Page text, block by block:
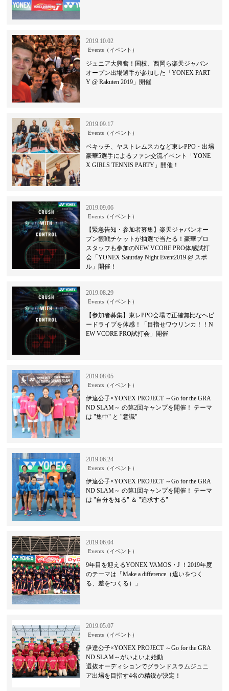
2019.10.02
Events（イベント）
ジュニア大興奮！国枝、西岡ら楽天ジャパン
オープン出場選手が参加した「YONEX PART
Y @ Rakuten 2019」開催
2019.09.17
Events（イベント）
ベキッチ、ヤストレムスカなど東レPPO・出場
豪華5選手によるファン交流イベント「YONE
X GIRLS TENNIS PARTY」開催！
2019.09.06
Events（イベント）
【緊急告知・参加者募集】楽天ジャパンオー
プン観戦チケットが抽選で当たる！豪華プロ
スタッフも参加のNEW VCORE PRO体感試打
会「YONEX Saturday Night Event2019 @ スポ
ル」開催！
2019.08.29
Events（イベント）
【参加者募集】東レPPO会場で正確無比なヘビ
ードライブを体感！「目指せワウリンカ！！N
EW VCORE PRO試打会」開催
2019.08.05
Events（イベント）
伊達公子×YONEX PROJECT ～Go for the GRA
ND SLAM～ の第2回キャンプを開催！ テーマ
は "集中" と "意識"
2019.06.24
Events（イベント）
伊達公子×YONEX PROJECT ～Go for the GRA
ND SLAM～ の第1回キャンプを開催！ テーマ
は "自分を知る" ＆ "追求する"
2019.06.04
Events（イベント）
9年目を迎えるYONEX VAMOS・J ！2019年度
のテーマは「Make a difference（違いをつく
る、差をつくる）」
2019.05.07
Events（イベント）
伊達公子×YONEX PROJECT ～Go for the GRA
ND SLAM～がいよいよ始動
選抜オーディションでグランドスラムジュニ
ア出場を目指す4名の精鋭が決定！